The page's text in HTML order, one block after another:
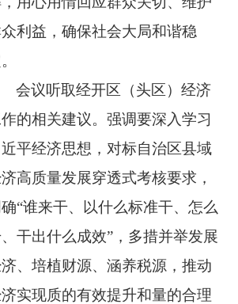
利益，确保社会大局和谐稳
会议听取经开区（头区）经济
的相关建议。强调要深入学习
平经济思想，对标自治区县域
高质量发展穿透式考核要求，
“谁来干、以什么标准干、怎么
干出什么成效”，多措并举发展
、培植财源、涵养税源，推动
实现质的有效提升和量的合理